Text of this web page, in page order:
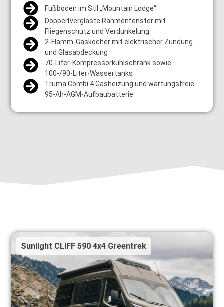
Fußboden im Stil „Mountain Lodge“
Doppeltverglaste Rahmenfenster mit
Fliegenschutz und Verdunkelung
2-Flamm-Gaskocher mit elektrischer Zündung
und Glasabdeckung
70-Liter-Kompressorkühlschrank sowie
100-/90-Liter-Wassertanks
Truma Combi 4 Gasheizung und wartungsfreie
95-Ah-AGM-Aufbaubatterie
Sunlight CLIFF 590 4x4 Greentrek